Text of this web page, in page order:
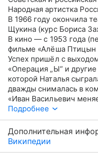
Народная артистка
В 1966 году окончила
Щукина (курс Бориса
В кино — с 1953 года
фильме «Алёша Птицын
Успех пришёл с
«Операция „Ы“ и
которой Наталья
дважды снималась в
«Иван Васильевич
быть!». Кроме того,
обязана
Селезнёва блистала в
Катарины.
Подробнее
Дополнительная
Википедии